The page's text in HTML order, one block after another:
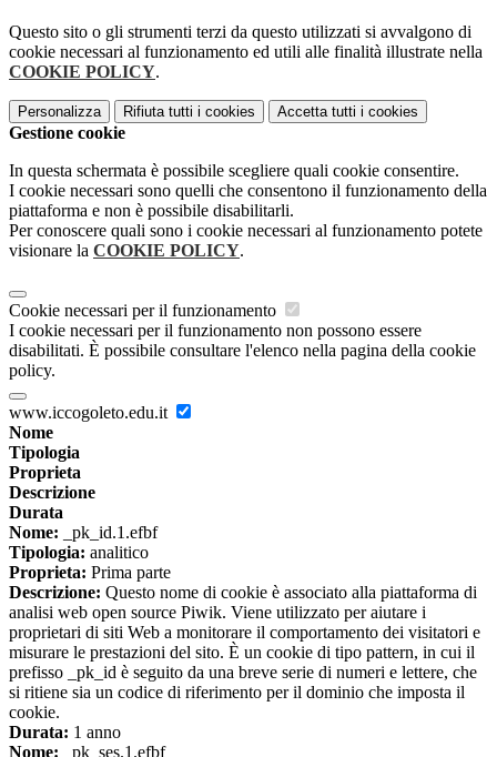
Questo sito o gli strumenti terzi da questo utilizzati si avvalgono di
cookie necessari al funzionamento ed utili alle finalità illustrate nella
COOKIE POLICY.
Personalizza Rifiuta tutti i cookies Accetta tutti i cookies
Gestione cookie
In questa schermata è possibile scegliere quali cookie consentire.
I cookie necessari sono quelli che consentono il funzionamento della
piattaforma e non è possibile disabilitarli.
Per conoscere quali sono i cookie necessari al funzionamento potete
visionare la COOKIE POLICY.
Cookie necessari per il funzionamento
I cookie necessari per il funzionamento non possono essere
disabilitati. È possibile consultare l'elenco nella pagina della cookie
policy.
www.iccogoleto.edu.it
Nome
Tipologia
Proprieta
Descrizione
Durata
Nome: _pk_id.1.efbf
Tipologia: analitico
Proprieta: Prima parte
Descrizione: Questo nome di cookie è associato alla piattaforma di
analisi web open source Piwik. Viene utilizzato per aiutare i
proprietari di siti Web a monitorare il comportamento dei visitatori e
misurare le prestazioni del sito. È un cookie di tipo pattern, in cui il
prefisso _pk_id è seguito da una breve serie di numeri e lettere, che
si ritiene sia un codice di riferimento per il dominio che imposta il
cookie.
Durata: 1 anno
Nome: _pk_ses.1.efbf